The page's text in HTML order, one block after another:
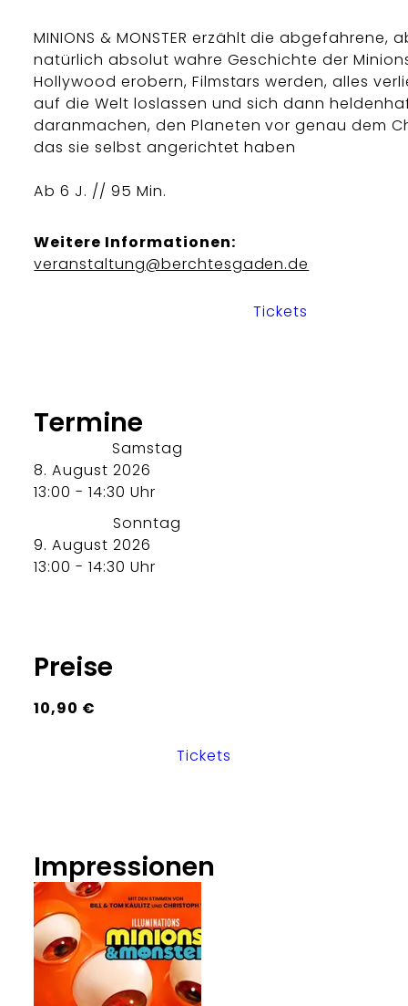
MINIONS & MONSTER erzählt die abgefahrene,
natürlich absolut wahre Geschichte der
Hollywood erobern, Filmstars werden, alles
auf die Welt loslassen und sich dann
daranmachen, den Planeten vor genau dem
das sie selbst angerichtet haben
Ab 6 J. // 95 Min.
Weitere Informationen:
veranstaltung@berchtesgaden.de
Tickets
Termine
Samstag
8. August 2026
13:00 - 14:30 Uhr
Sonntag
9. August 2026
13:00 - 14:30 Uhr
Preise
10,90 €
Tickets
Impressionen